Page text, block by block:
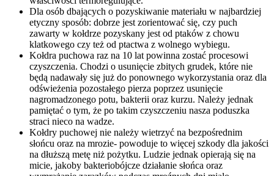
Dla osób dbających o pozyskiwanie materiału w najbardziej
etyczny sposób: dobrze jest zorientować się, czy puch
zawarty w kołdrze pozyskany jest od ptaków z chowu
klatkowego czy też od ptactwa z wolnego wybiegu.
Kołdra puchowa raz na 10 lat powinna zostać procesowi
czyszczenia. Chodzi o usunięcie zbitych grudek, które nie
będą nadawały się już do ponownego wykorzystania oraz dla
odświeżenia pozostałego pierza poprzez usunięcie
nagromadzonego potu, bakterii oraz kurzu. Należy jednak
pamiętać o tym, że po takim czyszczeniu nasza poduszka
straci nieco na wadze.
Kołdry puchowej nie należy wietrzyć na bezpośrednim
słońcu oraz na mrozie- powoduje to więcej szkody dla jakości
na dłuższą metę niż pożytku. Ludzie jednak opierają się na
micie, jakoby bakteriobójcze działanie słońca oraz